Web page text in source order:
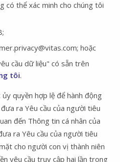
có thể xác minh cho chúng tôi
hoặc
cầu dữ liệu" có sẵn trên
tôi.
quyền hợp lệ để hành động
ra Yêu cầu của người tiêu
đến Thông tin cá nhân của
ra Yêu cầu của người tiêu
cho người con vị thành niên
yêu cầu truy cập hai lần trong